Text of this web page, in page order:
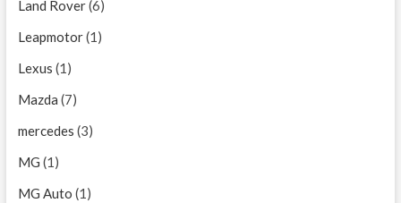
Land Rover(6)
Leapmotor(1)
Lexus (1)
Mazda (7)
mercedes (3)
MG (1)
MG Auto (1)